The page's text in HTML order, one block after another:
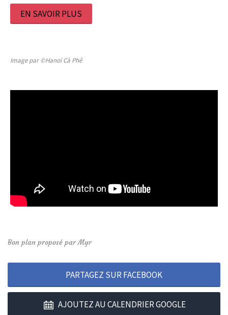
EN SAVOIR PLUS
Image par ©Hanoï Cà Phê
Bon plan proposé par Myr
PARTAGEZ SUR FACEBOOK
AJOUTEZ AU CALENDRIER GOOGLE